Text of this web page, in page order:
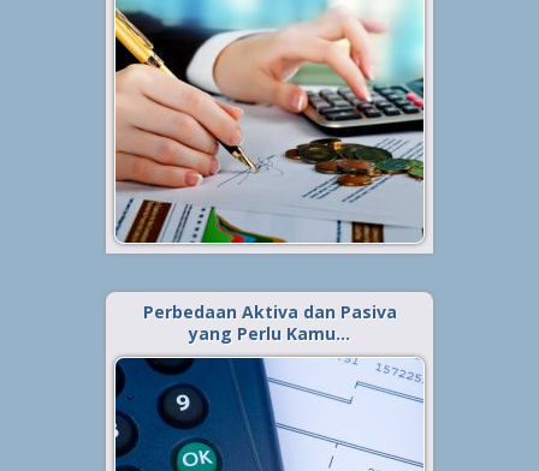
Laporan keuangan dalam dunia
akuntansi tentu bukanlah hal yang
asing. Bahkan, membuat laporan
keuangan sendiri bagi para
akuntan sudah menjadi “makanan
sehari-hari”. Laporan keuangan
sendiri merupakan sebuah
informasi yang bisa digunakan
untuk ...
Baca Selengkapnya »
Perbedaan Aktiva dan Pasiva
yang Perlu Kamu…
Diterbitkan tanggal 27 Jan 2020, dalam kategori
Bisnis
Pada perjalanan sebuah bisnis,
manajemen keuangan menjadi